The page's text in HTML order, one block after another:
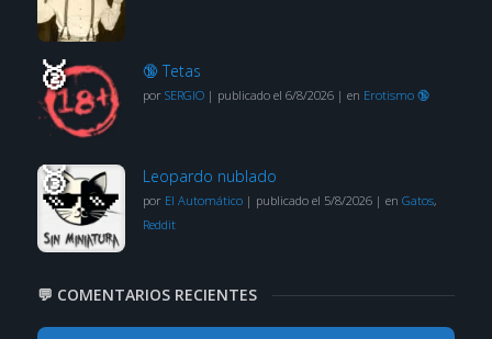
🔞 Tetas
por SERGIO| publicado el 6/8/2026| en Erotismo 🔞
Leopardo nublado
por El Automático| publicado el 5/8/2026| en Gatos,
Reddit
💬 COMENTARIOS RECIENTES